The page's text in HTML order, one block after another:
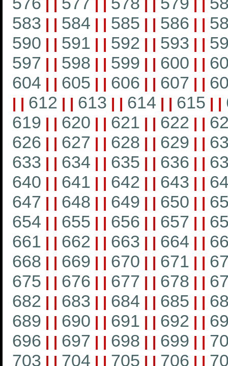
| | | | | | | |
583 | | 584 | | 585 | | 586 | |
590 | | 591 | | 592 | | 593 | |
597 | | 598 | | 599 | | 600 | |
604 | | 605 | | 606 | | 607 | |
| | 612 | | 613 | | 614 | | 615 | |
619 | | 620 | | 621 | | 622 | |
626 | | 627 | | 628 | | 629 | |
633 | | 634 | | 635 | | 636 | |
640 | | 641 | | 642 | | 643 | |
647 | | 648 | | 649 | | 650 | |
654 | | 655 | | 656 | | 657 | |
661 | | 662 | | 663 | | 664 | |
668 | | 669 | | 670 | | 671 | |
675 | | 676 | | 677 | | 678 | |
682 | | 683 | | 684 | | 685 | |
689 | | 690 | | 691 | | 692 | |
696 | | 697 | | 698 | | 699 | |
703 | | 704 | | 705 | | 706 | |